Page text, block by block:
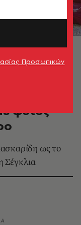
φέτος
ως το
Σέγκλια
Προσωπικών